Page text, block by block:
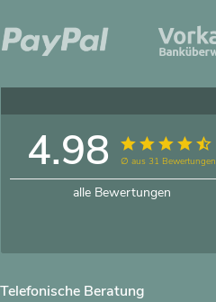
4.98∅ aus 31 Bewertungen
alle Bewertungen
Telefonische Beratung